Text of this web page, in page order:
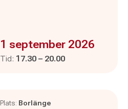
Evenemanget är :
1 september 2026
Tid: Pågår mellan
17.30 – och
20.00
Plats: Borlänge